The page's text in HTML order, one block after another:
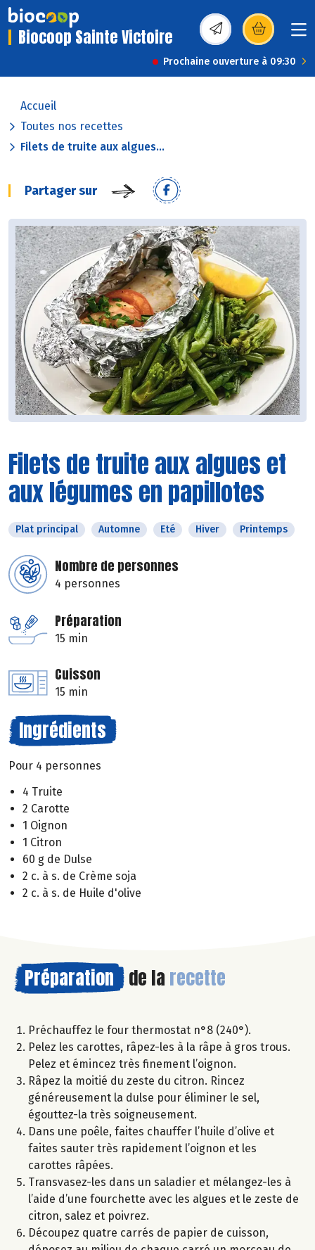
Biocoop Sainte Victoire (s’ouvre dans une
Prochaine ouverture à 09:30
Accueil
Toutes nos recettes
Filets de truite aux algues...
Partager sur
Filets de truite aux algues et
aux légumes en papillotes
Plat principal Automne Eté Hiver Printemps
Nombre de personnes
4 personnes
Préparation
15 min
Cuisson
15 min
Ingrédients
Pour 4 personnes
4 Truite
2 Carotte
1 Oignon
1 Citron
60 g de Dulse
2 c. à s. de Crème soja
2 c. à s. de Huile d'olive
Préparation de la recette
Préchauffez le four thermostat n°8 (240°).
Pelez les carottes, râpez-les à la râpe à gros trous.
Pelez et émincez très finement l’oignon.
Râpez la moitié du zeste du citron. Rincez
généreusement la dulse pour éliminer le sel,
égouttez-la très soigneusement.
Dans une poêle, faites chauffer l’huile d’olive et
faites sauter très rapidement l’oignon et les
carottes râpées.
Transvasez-les dans un saladier et mélangez-les à
l’aide d’une fourchette avec les algues et le zeste de
citron, salez et poivrez.
Découpez quatre carrés de papier de cuisson,